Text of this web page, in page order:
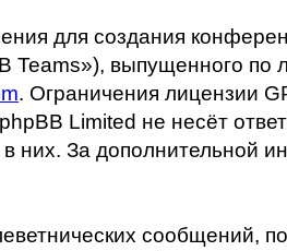
для создания
Teams»), выпущенного по
. Ограничения лицензии
Limited не несёт
них. За
сообщений,